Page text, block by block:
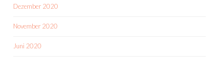
Dezember 2020
November 2020
Juni 2020